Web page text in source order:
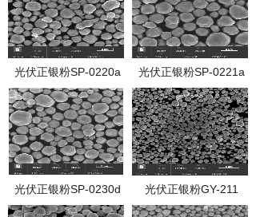
光伏正银粉SP-0220a 光伏正银粉SP-0221a
光伏正银粉SP-0230d 光伏正银粉GY-211